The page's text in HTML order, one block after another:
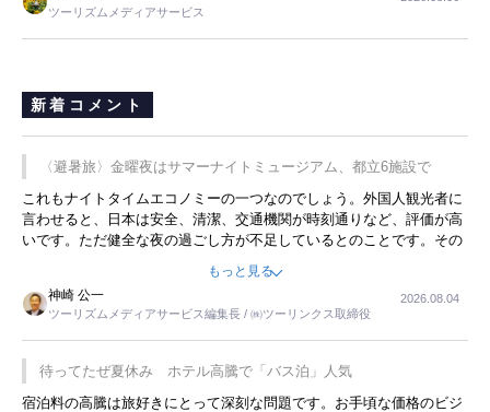
ツーリズムメディアサービス
新着コメント
〈避暑旅〉金曜夜はサマーナイトミュージアム、都立6施設で
これもナイトタイムエコノミーの一つなのでしょう。外国人観光者に
言わせると、日本は安全、清潔、交通機関が時刻通りなど、評価が高
いです。ただ健全な夜の過ごし方が不足しているとのことです。その
ような意味で、金曜夜にこのようなイベントが行われれば、日本人に
限らず外国人にとっても楽しみが増えるでしょうね。
もっと見る
神崎 公一
ツーリズムメディアサービス編集長 / ㈱ツーリンクス取締役
2026.08.04
待ってたぜ夏休み ホテル高騰で「バス泊」人気
宿泊料の高騰は旅好きにとって深刻な問題です。お手頃な価格のビジ